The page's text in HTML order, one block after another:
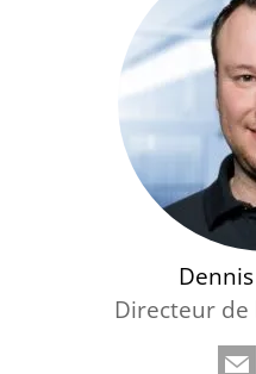
Directeur